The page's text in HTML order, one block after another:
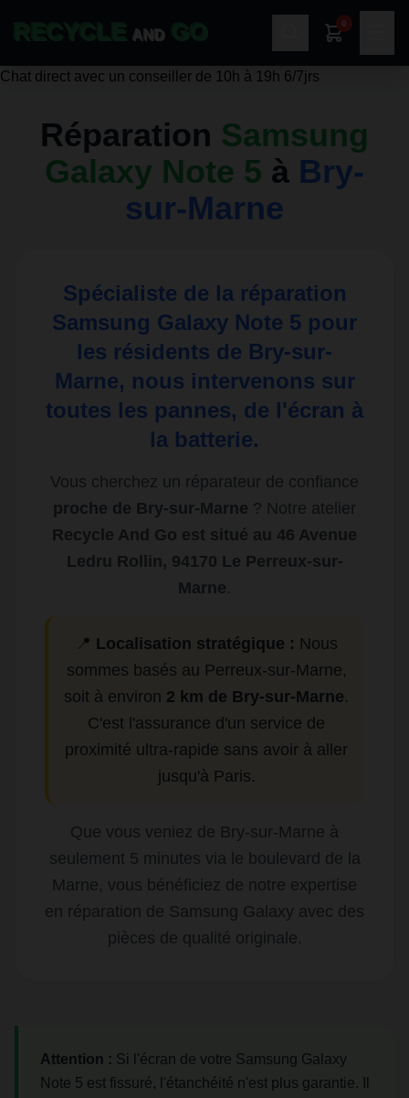
AND
0
Chat direct avec un conseiller de 10h à 19h 6/7jrs
Réparation Samsung
Galaxy Note 5 à Bry-
sur-Marne
Spécialiste de la réparation
Samsung Galaxy Note 5 pour
les résidents de Bry-sur-
Marne, nous intervenons sur
toutes les pannes, de l'écran à
la batterie.
Vous cherchez un réparateur de confiance
proche de Bry-sur-Marne ? Notre atelier
Recycle And Go est situé au 46 Avenue
Ledru Rollin, 94170 Le Perreux-sur-
Marne.
📍 Localisation stratégique : Nous
sommes basés au Perreux-sur-Marne,
soit à environ 2 km de Bry-sur-Marne.
C'est l'assurance d'un service de
proximité ultra-rapide sans avoir à aller
jusqu'à Paris.
Que vous veniez de Bry-sur-Marne à
seulement 5 minutes via le boulevard de la
Marne, vous bénéficiez de notre expertise
en réparation de Samsung Galaxy avec des
pièces de qualité originale.
Attention : Si l'écran de votre Samsung Galaxy
Note 5 est fissuré, l'étanchéité n'est plus garantie. Il